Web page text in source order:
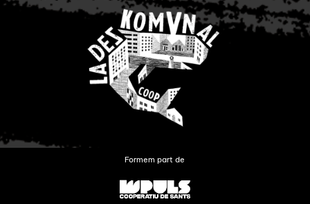
Formem part de